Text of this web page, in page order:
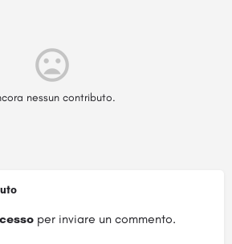
nessun contributo.
per inviare un commento.